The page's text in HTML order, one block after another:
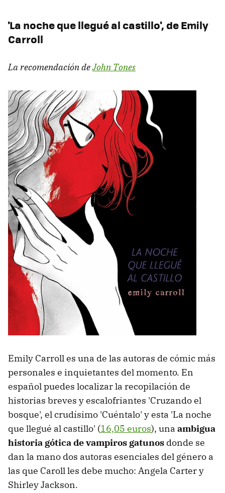
'La noche que llegué al castillo', de Emily
Carroll
La recomendación deJohn Tones
Emily Carroll es una de las autoras de cómic más
personales e inquietantes del momento. En
español puedes localizar la recopilación de
historias breves y escalofriantes 'Cruzando el
bosque', el crudísimo 'Cuéntalo' y esta 'La noche
que llegué al castillo' (16,05 euros), una ambigua
historia gótica de vampiros gatunos donde se
dan la mano dos autoras esenciales del género a
las que Caroll les debe mucho: Angela Carter y
Shirley Jackson.